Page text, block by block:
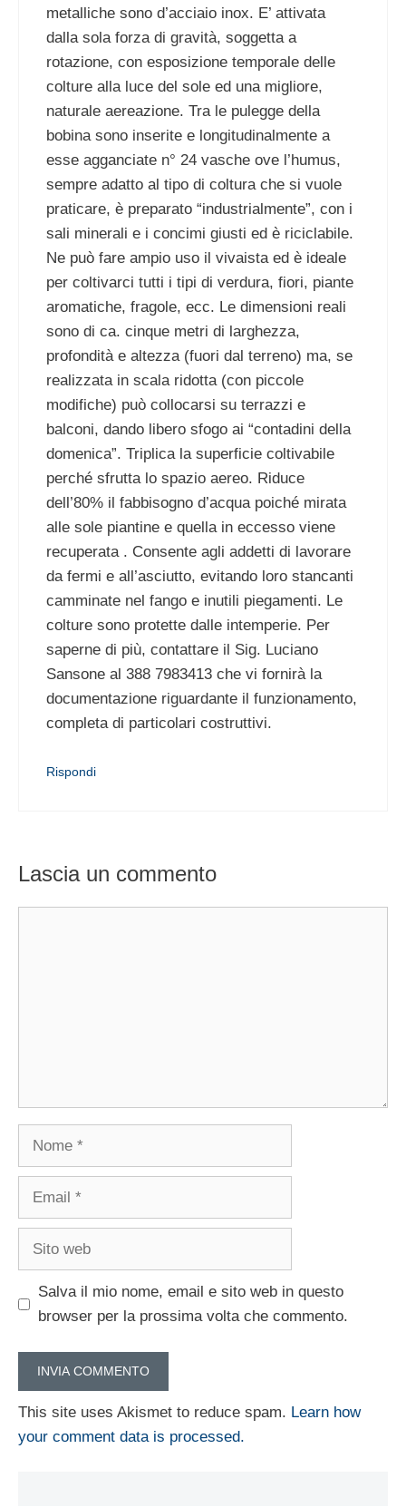
metalliche sono d’acciaio inox. E’ attivata
dalla sola forza di gravità, soggetta a
rotazione, con esposizione temporale delle
colture alla luce del sole ed una migliore,
naturale aereazione. Tra le pulegge della
bobina sono inserite e longitudinalmente a
esse agganciate n° 24 vasche ove l’humus,
sempre adatto al tipo di coltura che si vuole
praticare, è preparato “industrialmente”, con i
sali minerali e i concimi giusti ed è riciclabile.
Ne può fare ampio uso il vivaista ed è ideale
per coltivarci tutti i tipi di verdura, fiori, piante
aromatiche, fragole, ecc. Le dimensioni reali
sono di ca. cinque metri di larghezza,
profondità e altezza (fuori dal terreno) ma, se
realizzata in scala ridotta (con piccole
modifiche) può collocarsi su terrazzi e
balconi, dando libero sfogo ai “contadini della
domenica”. Triplica la superficie coltivabile
perché sfrutta lo spazio aereo. Riduce
dell’80% il fabbisogno d’acqua poiché mirata
alle sole piantine e quella in eccesso viene
recuperata . Consente agli addetti di lavorare
da fermi e all’asciutto, evitando loro stancanti
camminate nel fango e inutili piegamenti. Le
colture sono protette dalle intemperie. Per
saperne di più, contattare il Sig. Luciano
Sansone al 388 7983413 che vi fornirà la
documentazione riguardante il funzionamento,
completa di particolari costruttivi.
Rispondi
Lascia un commento
Nome
Email
Sito
Salva il mio nome, email e sito web in questo
browser per la prossima volta che commento.
This site uses Akismet to reduce spam. Learn how
your comment data is processed.